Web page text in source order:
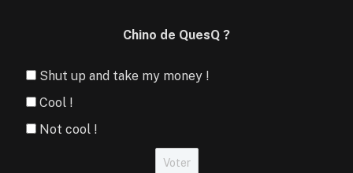
Chino de QuesQ ?
Shut up and take my money !
Cool !
Not cool !